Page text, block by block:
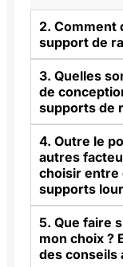
2. Comment
support de
3. Quelles
de
supports de
4. Outre le
autres
choisir entre
supports
5. Que faire
mon choix ?
des conseils